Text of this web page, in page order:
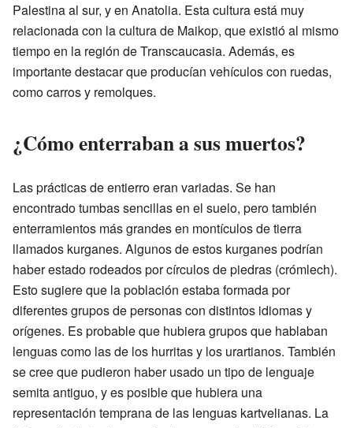
Palestina al sur, y en Anatolia. Esta cultura está muy
relacionada con la cultura de Maikop, que existió al mismo
tiempo en la región de Transcaucasia. Además, es
importante destacar que producían vehículos con ruedas,
como carros y remolques.
¿Cómo enterraban a sus muertos?
Las prácticas de entierro eran variadas. Se han
encontrado tumbas sencillas en el suelo, pero también
enterramientos más grandes en montículos de tierra
llamados kurganes. Algunos de estos kurganes podrían
haber estado rodeados por círculos de piedras (crómlech).
Esto sugiere que la población estaba formada por
diferentes grupos de personas con distintos idiomas y
orígenes. Es probable que hubiera grupos que hablaban
lenguas como las de los hurritas y los urartianos. También
se cree que pudieron haber usado un tipo de lenguaje
semita antiguo, y es posible que hubiera una
representación temprana de las lenguas kartvelianas. La